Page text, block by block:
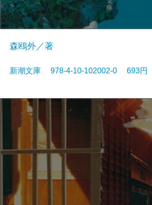
森鴎外／著
新潮文庫 978-4-10-102002-0 693円